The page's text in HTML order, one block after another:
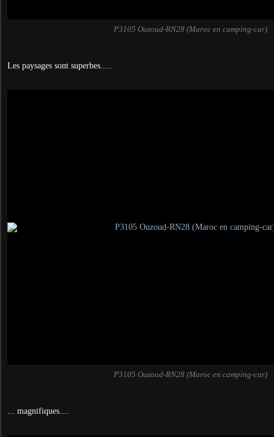
P3105 Ouzoud-RN28 (Maroc en camping-car)
Les paysages sont superbes.....
P3105 Ouzoud-RN28 (Maroc en camping-car)
... magnifiques....